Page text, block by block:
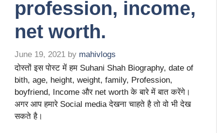
profession, income,
net worth.
June 19, 2021 by mahivlogs
दोस्तों इस पोस्ट में हम Suhani Shah Biography, date of
bith, age, height, weight, family, Profession,
boyfriend, Income और net worth के बारे में बात करेंगे।
अगर आप हमारे Social media देखना चाहते है तो वो भी देख
सकते है।